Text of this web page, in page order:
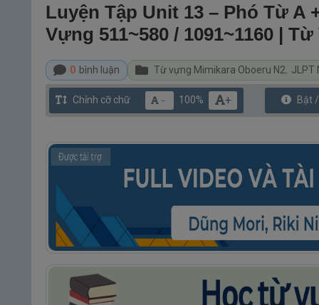
Luyện Tập Unit 13 – Phó Từ A
Vựng 511~580 / 1091~1160 |
0 bình luận Từ vựng Mimikara Oboeru N2, JLPT
Chỉnh cỡ chữ － 100% + Bật